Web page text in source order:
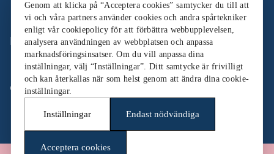
Follow Us:
Cookieinställningar
Genom att klicka på “Acceptera cookies” samtycker du till att
vi och våra partners använder cookies och andra spårtekniker
enligt vår cookiepolicy för att förbättra webbupplevelsen,
analysera användningen av webbplatsen och anpassa
marknadsföringsinsatser. Om du vill anpassa dina
inställningar, välj “Inställningar”. Ditt samtycke är frivilligt
och kan återkallas när som helst genom att ändra dina cookie-
inställningar.
Inställningar Endast nödvändiga
Acceptera cookies